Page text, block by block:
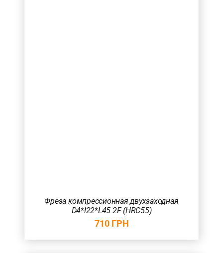
Фреза компрессионная двухзаходная
D4*l22*L45 2F (HRC55)
710 ГРН